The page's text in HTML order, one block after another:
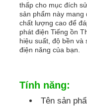
Bảo trì máy phát
động cơ diesel
thấp cho mục đích
sản phẩm này mang
chất lượng cao để
phát điện Tiếng ồn
hiệu suất, độ bền và
điện năng của bạn.
Tính năng:
Tên sản